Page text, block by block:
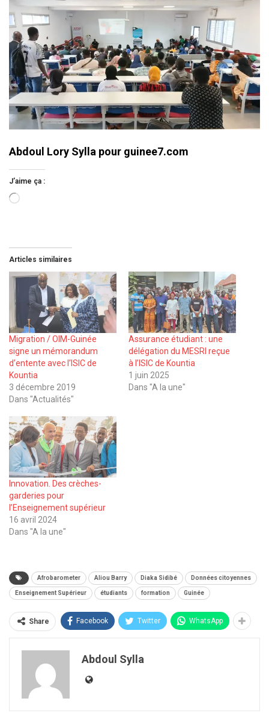
Abdoul Lory Sylla pour guinee7.com
J’aime ça :
Chargement…
Articles similaires
Migration / OIM-Guinée
signe un mémorandum
d’entente avec l’ISIC de
Kountia
3 décembre 2019
Dans "Actualités"
Assurance étudiant : une
délégation du MESRI reçue
à l’ISIC de Kountia
1 juin 2025
Dans "A la une"
Innovation. Des crèches-
garderies pour
l’Enseignement supérieur
16 avril 2024
Dans "A la une"
Afrobarometer Aliou Barry Diaka Sidibé Données citoyennes
Enseignement Supérieur étudiants formation Guinée
Share Facebook Twitter WhatsApp
Abdoul Sylla